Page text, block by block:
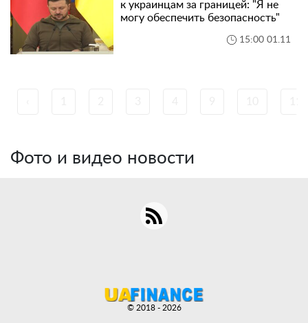
к украинцам за границей: "Я не
могу обеспечить безопасность"
15:00 01.11
Фото и видео новости
© 2018 - 2026